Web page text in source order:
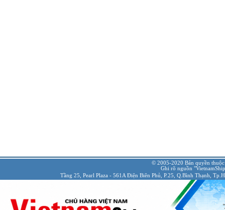
© 2005-2020 Bản quyền
Ghi rõ nguồn
Tầng 25, Pearl Plaza - 561A Điện Biên Phủ, P.25, Q.Bình Thạnh,